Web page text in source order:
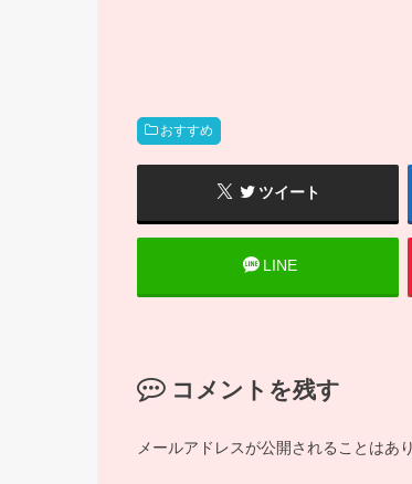
おすすめ
ツイート
LINE
コメントを残す
メールアドレスが公開されることはあ